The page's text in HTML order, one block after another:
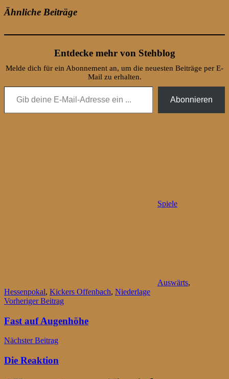
Ähnliche Beiträge
Entdecke mehr von Stehblog
Melde dich für ein Abonnement an, um die neuesten Beiträge per E-
Mail zu erhalten.
Gib deine E-Mail-Adresse ein ...
Abonnieren
Spiele
Auswärts,
Hessenpokal, Kickers Offenbach, Niederlage
Beitragsnavigation
Vorheriger Beitrag
Fast auf Augenhöhe
Nächster Beitrag
Die Reaktion